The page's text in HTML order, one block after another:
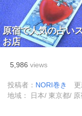
原宿で人気の占い
お店
5,986 views
投稿者： NORI巻き
地域： 日本/ 東京都/ 原